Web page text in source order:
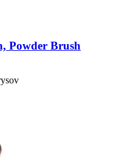
Powder Brush